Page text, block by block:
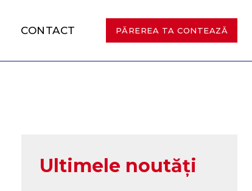
CONTACT PĂREREA TA CONTEAZĂ
Ultimele noutăți